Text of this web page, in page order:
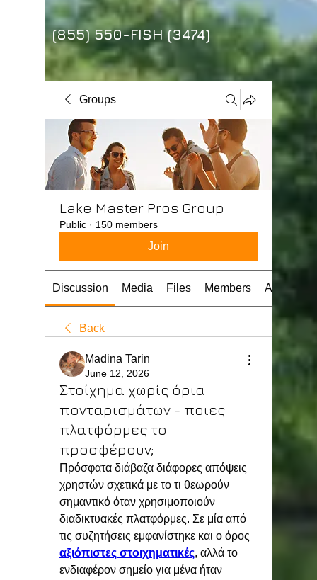
(855) 550-FISH (3474)
Groups
Lake Master Pros Group
Public · 150 members
Join
Discussion Media Files Members About
Back
Madina Tarin
June 12, 2026
Στοίχημα χωρίς όρια
πονταρισμάτων - ποιες
πλατφόρμες το
προσφέρουν;
Πρόσφατα διάβαζα διάφορες απόψεις
χρηστών σχετικά με το τι θεωρούν
σημαντικό όταν χρησιμοποιούν
διαδικτυακές πλατφόρμες. Σε μία από
αξιόπιστες στοιχηματικές, αλλά το
ενδιαφέρον σημείο για μένα ήταν